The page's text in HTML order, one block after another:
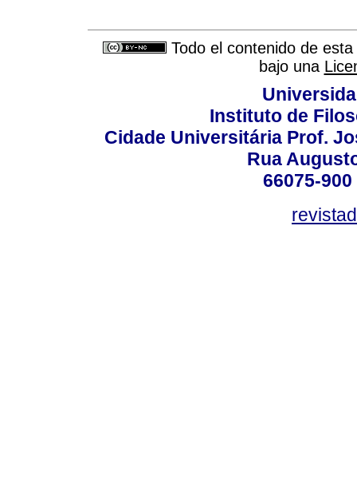
Todo el contenido de
bajo una
Instituto de
Cidade Universitária Prof.
Rua
66075-